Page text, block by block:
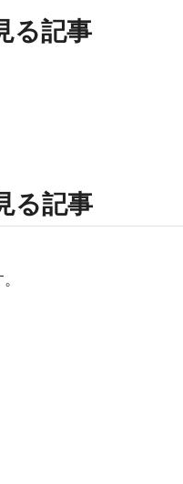
る記事
る記事